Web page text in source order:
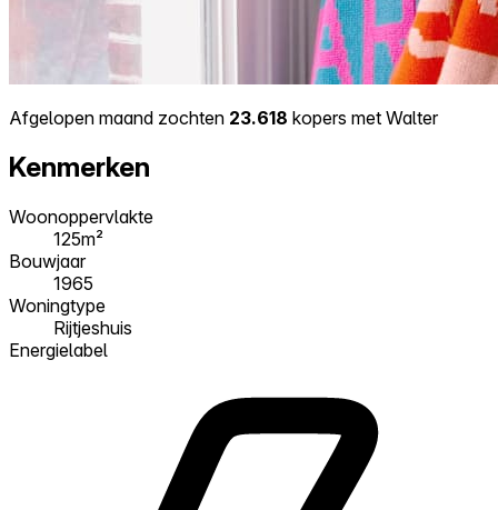
Afgelopen maand zochten 23.618 kopers met Walter
Kenmerken
Woonoppervlakte
125m²
Bouwjaar
1965
Woningtype
Rijtjeshuis
Energielabel